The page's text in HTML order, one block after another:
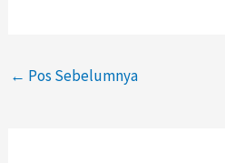
← Pos Sebelumnya